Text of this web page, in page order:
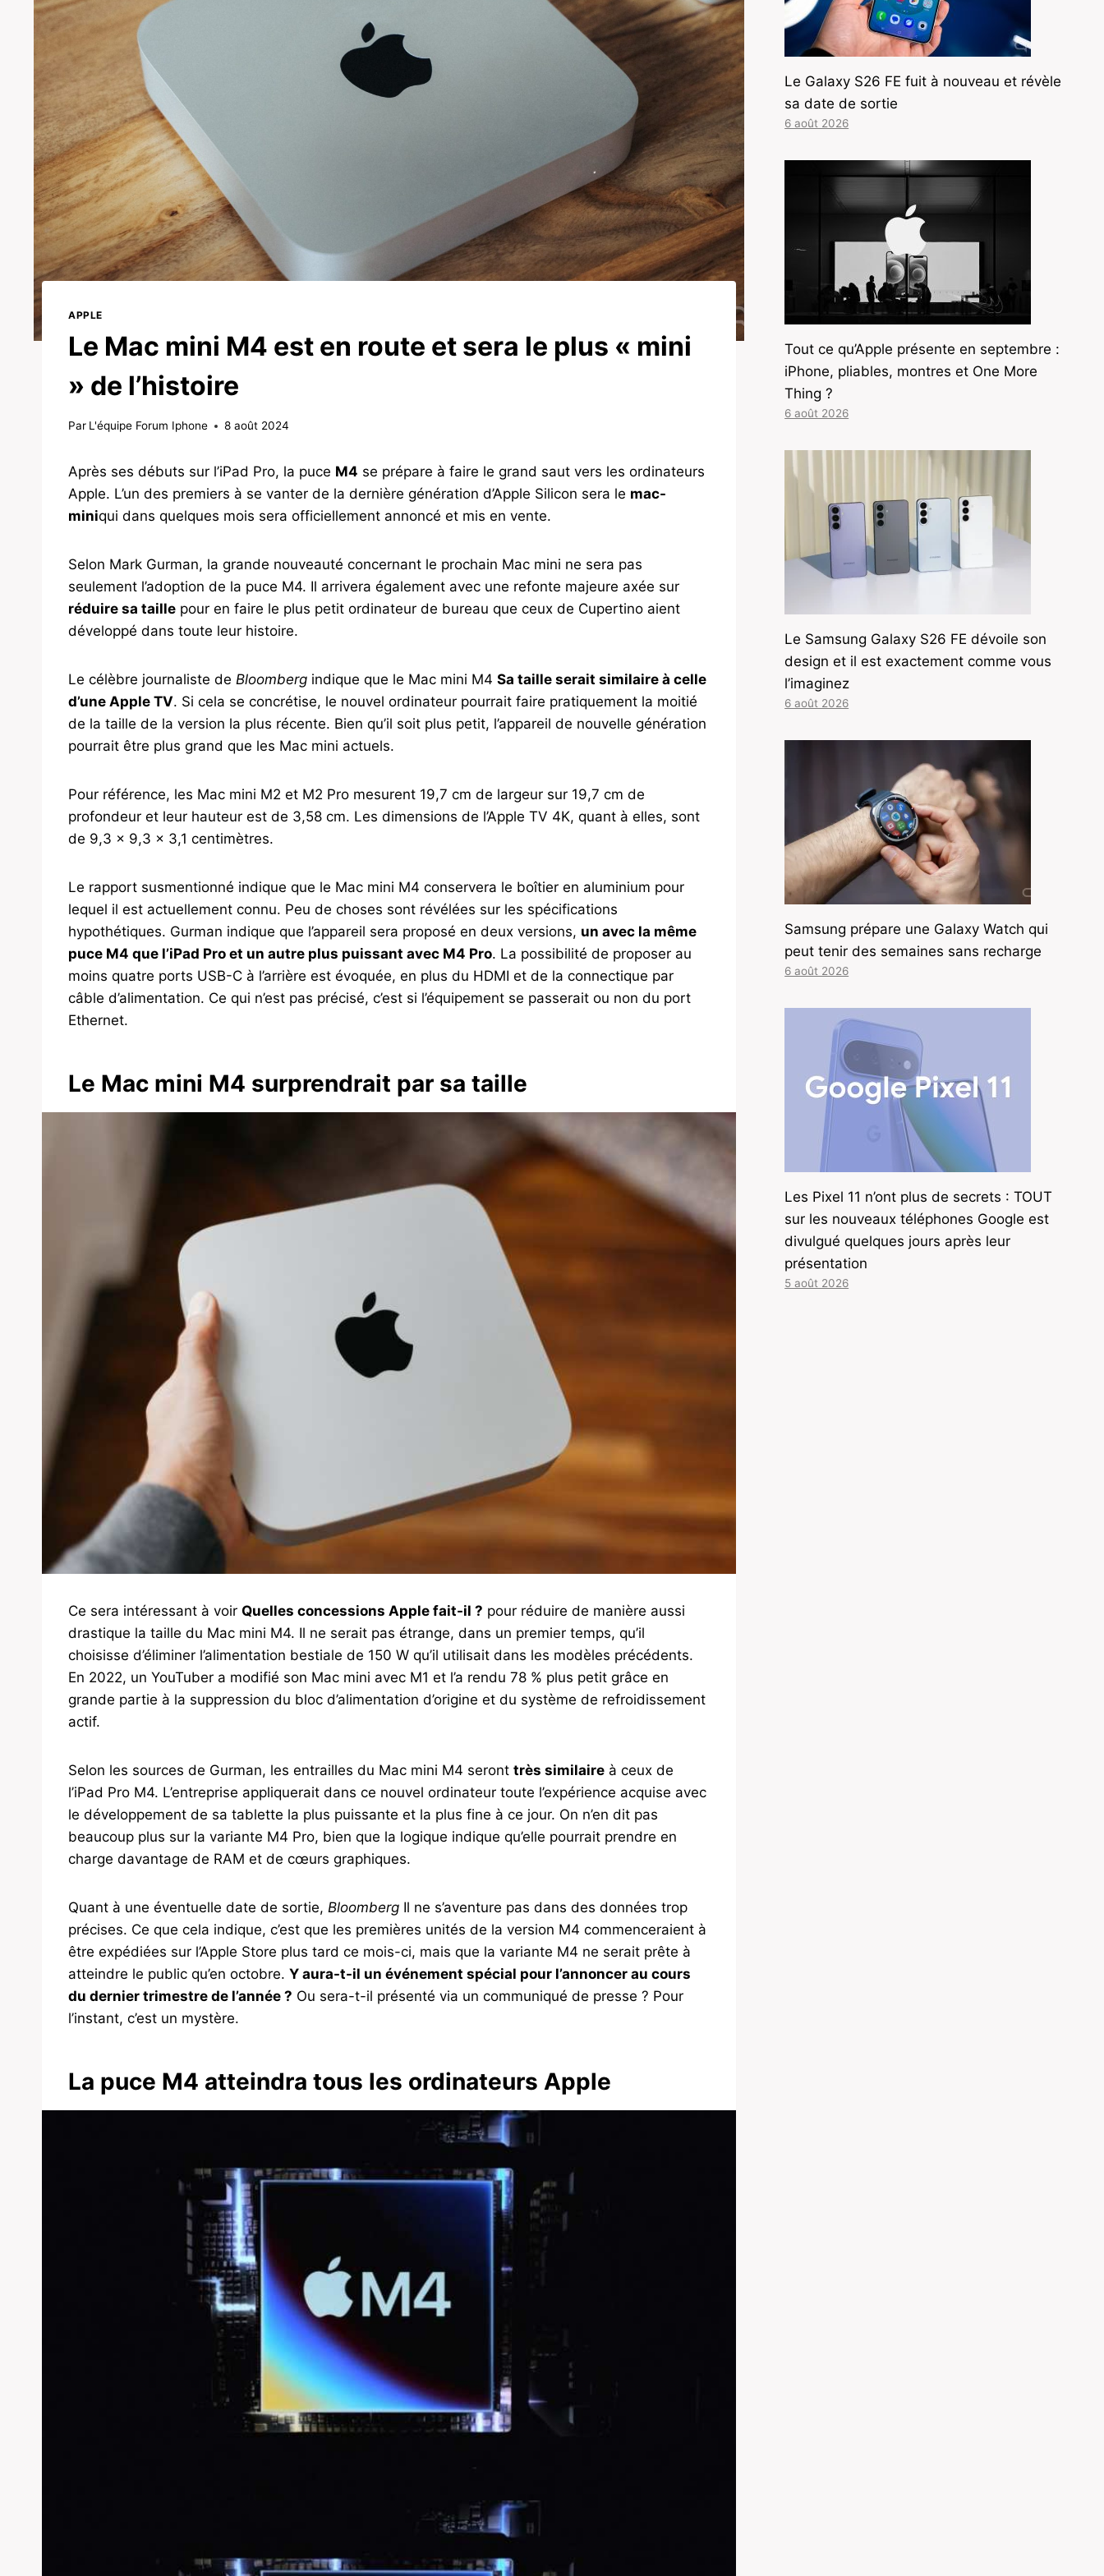
APPLE
Le Mac mini M4 est en route et sera le plus « mini
» de l’histoire
Par L'équipe Forum Iphone 8 août 2024
Après ses débuts sur l’iPad Pro, la puce M4 se prépare à faire le grand saut vers les ordinateurs
Apple. L’un des premiers à se vanter de la dernière génération d’Apple Silicon sera le mac-
miniqui dans quelques mois sera officiellement annoncé et mis en vente.
Selon Mark Gurman, la grande nouveauté concernant le prochain Mac mini ne sera pas
seulement l’adoption de la puce M4. Il arrivera également avec une refonte majeure axée sur
réduire sa taille pour en faire le plus petit ordinateur de bureau que ceux de Cupertino aient
développé dans toute leur histoire.
Le célèbre journaliste de Bloomberg indique que le Mac mini M4 Sa taille serait similaire à celle
d’une Apple TV. Si cela se concrétise, le nouvel ordinateur pourrait faire pratiquement la moitié
de la taille de la version la plus récente. Bien qu’il soit plus petit, l’appareil de nouvelle génération
pourrait être plus grand que les Mac mini actuels.
Pour référence, les Mac mini M2 et M2 Pro mesurent 19,7 cm de largeur sur 19,7 cm de
profondeur et leur hauteur est de 3,58 cm. Les dimensions de l’Apple TV 4K, quant à elles, sont
de 9,3 x 9,3 x 3,1 centimètres.
Le rapport susmentionné indique que le Mac mini M4 conservera le boîtier en aluminium pour
lequel il est actuellement connu. Peu de choses sont révélées sur les spécifications
hypothétiques. Gurman indique que l’appareil sera proposé en deux versions, un avec la même
puce M4 que l’iPad Pro et un autre plus puissant avec M4 Pro. La possibilité de proposer au
moins quatre ports USB-C à l’arrière est évoquée, en plus du HDMI et de la connectique par
câble d’alimentation. Ce qui n’est pas précisé, c’est si l’équipement se passerait ou non du port
Ethernet.
Le Mac mini M4 surprendrait par sa taille
Ce sera intéressant à voir Quelles concessions Apple fait-il ? pour réduire de manière aussi
drastique la taille du Mac mini M4. Il ne serait pas étrange, dans un premier temps, qu’il
choisisse d’éliminer l’alimentation bestiale de 150 W qu’il utilisait dans les modèles précédents.
En 2022, un YouTuber a modifié son Mac mini avec M1 et l’a rendu 78 % plus petit grâce en
grande partie à la suppression du bloc d’alimentation d’origine et du système de refroidissement
actif.
Selon les sources de Gurman, les entrailles du Mac mini M4 seront très similaire à ceux de
l’iPad Pro M4. L’entreprise appliquerait dans ce nouvel ordinateur toute l’expérience acquise avec
le développement de sa tablette la plus puissante et la plus fine à ce jour. On n’en dit pas
beaucoup plus sur la variante M4 Pro, bien que la logique indique qu’elle pourrait prendre en
charge davantage de RAM et de cœurs graphiques.
Quant à une éventuelle date de sortie, Bloomberg Il ne s’aventure pas dans des données trop
précises. Ce que cela indique, c’est que les premières unités de la version M4 commenceraient à
être expédiées sur l’Apple Store plus tard ce mois-ci, mais que la variante M4 ne serait prête à
atteindre le public qu’en octobre. Y aura-t-il un événement spécial pour l’annoncer au cours
du dernier trimestre de l’année ? Ou sera-t-il présenté via un communiqué de presse ? Pour
l’instant, c’est un mystère.
La puce M4 atteindra tous les ordinateurs Apple
Le Galaxy S26 FE fuit à nouveau et révèle
sa date de sortie
6 août 2026
Tout ce qu’Apple présente en septembre :
iPhone, pliables, montres et One More
Thing ?
6 août 2026
Le Samsung Galaxy S26 FE dévoile son
design et il est exactement comme vous
l’imaginez
6 août 2026
Samsung prépare une Galaxy Watch qui
peut tenir des semaines sans recharge
6 août 2026
Les Pixel 11 n’ont plus de secrets : TOUT
sur les nouveaux téléphones Google est
divulgué quelques jours après leur
présentation
5 août 2026